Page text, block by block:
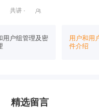
共讲 · 
用户组管理及密
用户和用
件介绍
精选留言